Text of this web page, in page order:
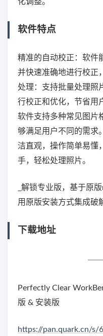
软件特点
精准的自动校正：软件
并快速准确地进行校正
处理：支持批量处理照
行校正和优化，节省用
软件支持多种常见图片
够满足用户不同的需求
洁直观，操作简单易懂
手，轻松处理照片。
_解锁专业版，基于原
用原版安装方式集成破
下载地址
Perfectly Clear
版 & 安装版
https://pan.quark.cn/s/